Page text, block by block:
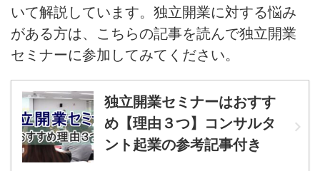
いて解説しています。独立開業に対する悩み
がある方は、こちらの記事を読んで独立開業
セミナーに参加してみてください。
独立開業セミナーはおすす
め【理由３つ】コンサルタ
ント起業の参考記事付き